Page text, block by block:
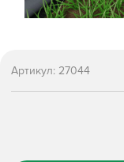
Артикул: 27044